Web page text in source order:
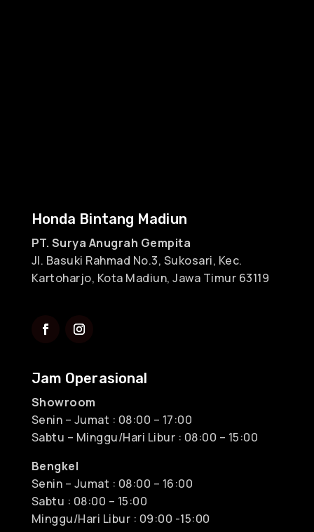
Honda Bintang Madiun
PT. Surya Anugrah Gempita
Jl. Basuki Rahmad No.3, Sukosari, Kec.
Kartoharjo, Kota Madiun, Jawa Timur 63119
Jam Operasional
Showroom
Senin – Jumat : 08:00 – 17:00
Sabtu – Minggu/Hari Libur : 08:00 – 15:00
Bengkel
Senin – Jumat : 08:00 – 16:00
Sabtu : 08:00 – 15:00
Minggu/Hari Libur : 09:00 -15:00